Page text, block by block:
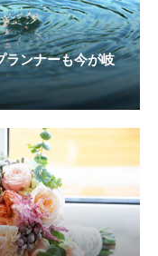
ランナーも今が岐